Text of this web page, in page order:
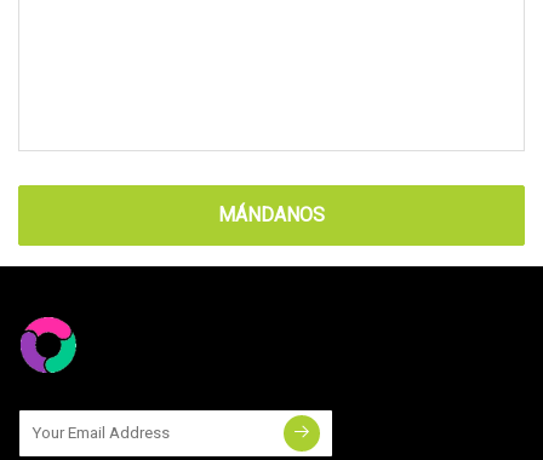
MÁNDANOS